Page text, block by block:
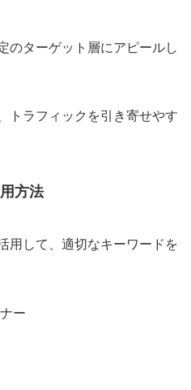
のターゲット層にアピールし
トラフィックを引き寄せやす
方法
用して、適切なキーワードを
ー